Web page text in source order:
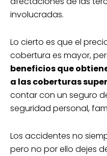
involucradas.
Lo cierto es que el
cobertura es mayor,
beneficios que
a las coberturas
contar con un seguro
seguridad personal,
Los accidentes no
pero no por ello dejes